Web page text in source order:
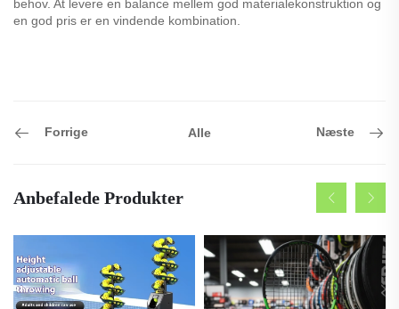
behov. At levere en balance mellem god materialekonstruktion og
en god pris er en vindende kombination.
Forrige Alle Næste
Anbefalede Produkter